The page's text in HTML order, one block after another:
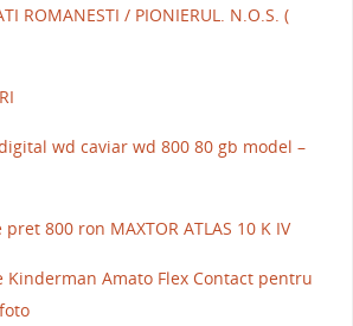
ROMANESTI / PIONIERUL. N.O.S. (
wd caviar wd 800 80 gb model –
800 ron MAXTOR ATLAS 10 K IV
Kinderman Amato Flex Contact pentru